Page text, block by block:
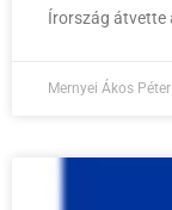
Írország átvette
Mernyei Ákos Péter